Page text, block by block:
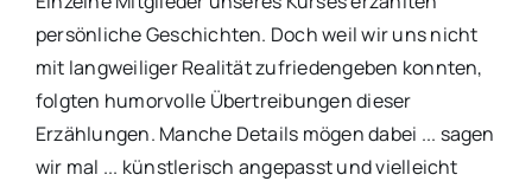
persönliche Geschichten. Doch weil wir uns nicht
mit langweiliger Realität zufriedengeben konnten,
folgten humorvolle Übertreibungen dieser
Erzählungen. Manche Details mögen dabei ... sagen
wir mal ... künstlerisch angepasst und vielleicht